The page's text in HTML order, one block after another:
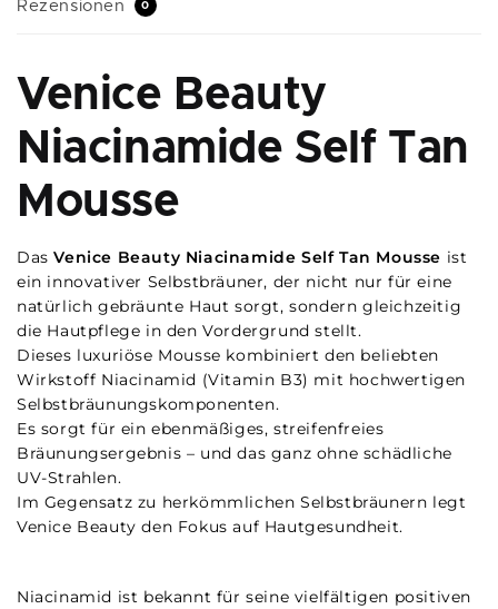
Rezensionen 0
Venice Beauty
Niacinamide Self Tan
Mousse
DasVenice Beauty Niacinamide Self Tan Mousse ist
ein innovativer Selbstbräuner, der nicht nur für eine
natürlich gebräunte Haut sorgt, sondern gleichzeitig
die Hautpflege in den Vordergrund stellt.
Dieses luxuriöse Mousse kombiniert den beliebten
Wirkstoff Niacinamid (Vitamin B3) mit hochwertigen
Selbstbräunungskomponenten.
Es sorgt für ein ebenmäßiges, streifenfreies
Bräunungsergebnis – und das ganz ohne schädliche
UV-Strahlen.
Im Gegensatz zu herkömmlichen Selbstbräunern legt
Venice Beauty den Fokus auf Hautgesundheit.
Niacinamid ist bekannt für seine vielfältigen positiven